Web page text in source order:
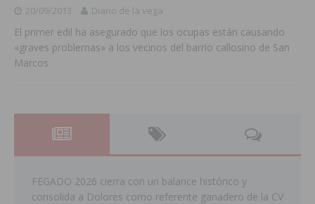
20/09/2013 Diario de la vega
El primer edil ha asegurado que los ocupas están causando
«graves problemas» a los vecinos del barrio callosino de San
Marcos
FEGADO 2026 cierra con un balance histórico y
consolida a Dolores como referente ganadero de la CV